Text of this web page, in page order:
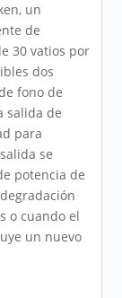
un
de
30 vatios por
dos
fono de
salida de
para
se
potencia de
o cuando el
un nuevo